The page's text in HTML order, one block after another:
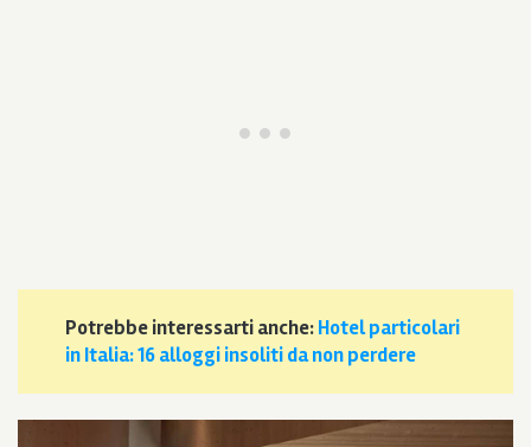
Potrebbe interessarti anche:Hotel particolari
in Italia: 16 alloggi insoliti da non perdere